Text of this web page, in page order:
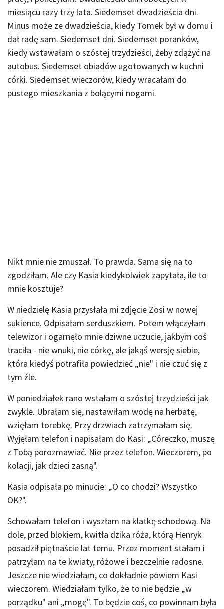
miesiącu razy trzy lata. Siedemset dwadzieścia dni.
Minus może ze dwadzieścia, kiedy Tomek był w domu i
dał radę sam. Siedemset dni. Siedemset poranków,
kiedy wstawałam o szóstej trzydzieści, żeby zdążyć na
autobus. Siedemset obiadów ugotowanych w kuchni
córki. Siedemset wieczorów, kiedy wracałam do
pustego mieszkania z bolącymi nogami.
Nikt mnie nie zmuszał. To prawda. Sama się na to
zgodziłam. Ale czy Kasia kiedykolwiek zapytała, ile to
mnie kosztuje?
W niedzielę Kasia przysłała mi zdjęcie Zosi w nowej
sukience. Odpisałam serduszkiem. Potem włączyłam
telewizor i ogarnęło mnie dziwne uczucie, jakbym coś
traciła - nie wnuki, nie córkę, ale jakąś wersję siebie,
która kiedyś potrafiła powiedzieć „nie" i nie czuć się z
tym źle.
W poniedziałek rano wstałam o szóstej trzydzieści jak
zwykle. Ubrałam się, nastawiłam wodę na herbatę,
wzięłam torebkę. Przy drzwiach zatrzymałam się.
Wyjęłam telefon i napisałam do Kasi: „Córeczko, muszę
z Tobą porozmawiać. Nie przez telefon. Wieczorem, po
kolacji, jak dzieci zasną".
Kasia odpisała po minucie: „O co chodzi? Wszystko
OK?".
Schowałam telefon i wyszłam na klatkę schodową. Na
dole, przed blokiem, kwitła dzika róża, którą Henryk
posadził piętnaście lat temu. Przez moment stałam i
patrzyłam na te kwiaty, różowe i bezczelnie radosne.
Jeszcze nie wiedziałam, co dokładnie powiem Kasi
wieczorem. Wiedziałam tylko, że to nie będzie „w
porządku" ani „mogę". To będzie coś, co powinnam była